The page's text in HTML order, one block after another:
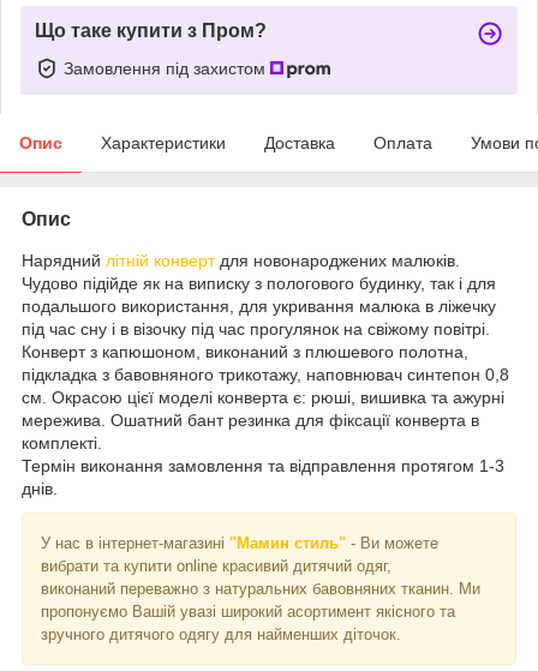
Що таке купити з Пром?
Замовлення під захистом
Опис Характеристики Доставка Оплата Умови
Опис
Нарядний літній конвертдля новонароджених малюків.
Чудово підійде як на виписку з пологового будинку, так і для
подальшого використання, для укривання малюка в ліжечку
під час сну і в візочку під час прогулянок на свіжому повітрі.
Конверт з капюшоном, виконаний з плюшевого полотна,
підкладка з бавовняного трикотажу, наповнювач синтепон 0,8
см. Окрасою цієї моделі конверта є: рюші, вишивка та ажурні
мережива. Ошатний бант резинка для фіксації конверта в
комплекті.
Термін виконання замовлення та відправлення протягом 1-3
днів.
У нас в інтернет-магазині "Мамин стиль" - Ви можете
вибрати та купити online красивий дитячий одяг,
виконаний переважно з натуральних бавовняних тканин. Ми
пропонуємо Вашій увазі широкий асортимент якісного та
зручного дитячого одягу для найменших діточок.